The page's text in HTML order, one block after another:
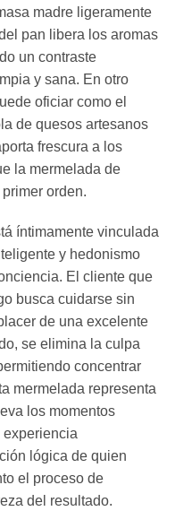
madre ligeramente
pan libera los aromas
un contraste
y sana. En otro
oficiar como el
de quesos artesanos
frescura a los
la mermelada de
orden.
íntimamente vinculada
y hedonismo
El cliente que
busca cuidarse sin
de una excelente
se elimina la culpa
concentrar
mermelada representa
los momentos
lógica de quien
el proceso de
del resultado.